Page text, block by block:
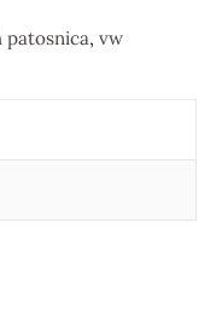
patosnica, vw